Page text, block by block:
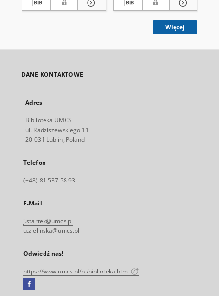
Więcej
DANE KONTAKTOWE
Adres
Biblioteka UMCS
ul. Radziszewskiego 11
20-031 Lublin, Poland
Telefon
(+48) 81 537 58 93
E-Mail
j.startek@umcs.pl
u.zielinska@umcs.pl
Odwiedź nas!
https://www.umcs.pl/pl/biblioteka.htm
Facebook